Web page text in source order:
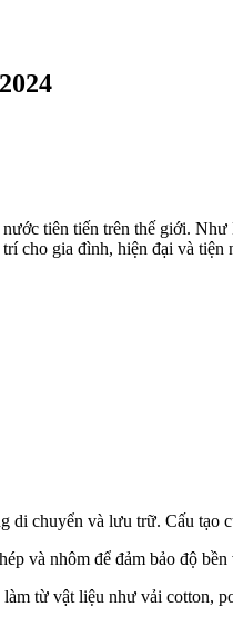
tiên tiến trên thế giới.
cho gia đình, hiện đại và
chuyển và lưu trữ. Cấu tạo
và nhôm để đảm bảo độ
từ vật liệu như vải cotton,